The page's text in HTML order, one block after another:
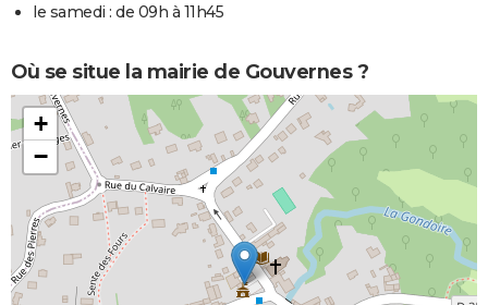
le samedi : de 09h à 11h45
Où se situe la mairie de Gouvernes ?
+
−